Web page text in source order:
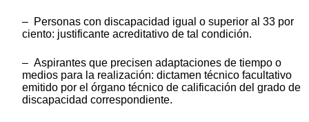
– Personas con discapacidad igual o superior al 33 por
ciento: justificante acreditativo de tal condición.
– Aspirantes que precisen adaptaciones de tiempo o
medios para la realización: dictamen técnico facultativo
emitido por el órgano técnico de calificación del grado de
discapacidad correspondiente.